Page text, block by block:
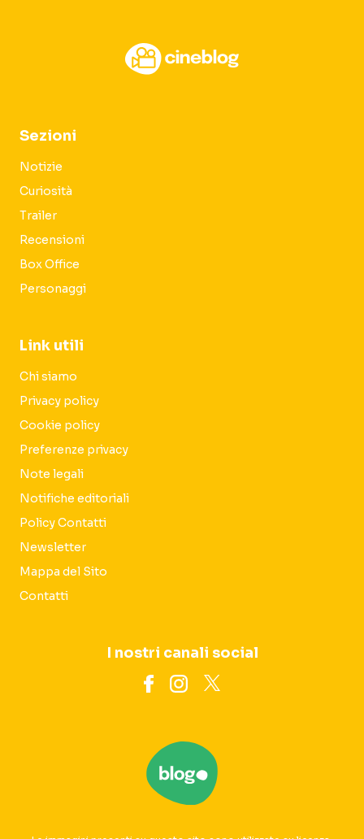
Sezioni
Notizie
Curiosità
Trailer
Recensioni
Box Office
Personaggi
Link utili
Chi siamo
Privacy policy
Cookie policy
Preferenze privacy
Note legali
Notifiche editoriali
Policy Contatti
Newsletter
Mappa del Sito
Contatti
I nostri canali social